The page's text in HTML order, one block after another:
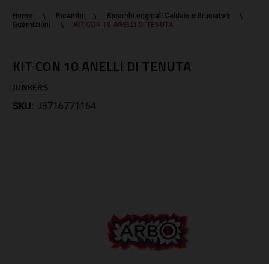
Home Ricambi
Ricambi originali Caldaie e Bruciatori
Guarnizioni
KIT CON 10 ANELLI DI TENUTA
KIT CON 10 ANELLI DI TENUTA
JUNKERS
SKU: J8716771164